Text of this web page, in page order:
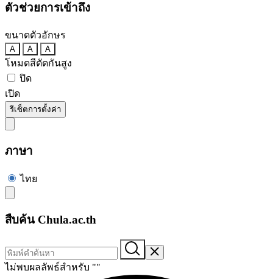
ตัวช่วยการเข้าถึง
ขนาดตัวอักษร
A A A
โหมดสีตัดกันสูง
ปิด
เปิด
รีเซ็ตการตั้งค่า
ภาษา
ไทย
สืบค้น Chula.ac.th
ไม่พบผลลัพธ์สำหรับ ""